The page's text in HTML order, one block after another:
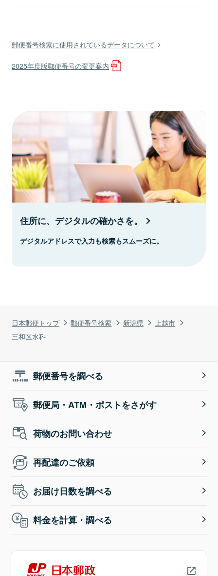
日本郵便トップ 郵便番号検索 新潟県
上越市
三和区水科
郵便番号検索に使用されているデータについて
2025年度版郵便番号の変更案内
住所に、デジタルの確かさを。
デジタルアドレスで入力も検索もスムーズに。
郵便番号を調べる
郵便局・ATM・ポストをさがす
荷物のお問い合わせ
再配達のご依頼
お届け日数を調べる
料金を計算・調べる